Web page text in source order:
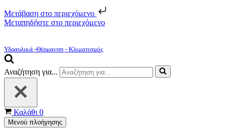
Μετάβαση στο περιεχόμενο
Μεταπηδήστε στο περιεχόμενο
Υδραυλικά -Θέρμανση - Κλιματισμός
Αναζήτηση για...
Καλάθι 0
Μενού πλοήγησης